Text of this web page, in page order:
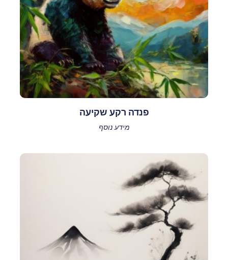
פנדה רקע שקיעה
מידע נוסף